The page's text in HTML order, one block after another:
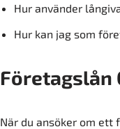
Hur använder
Hur kan jag som
Företagslån
När du ansöker om ett